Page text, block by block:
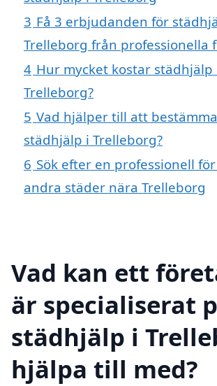
3 Få 3 erbjudanden för
Trelleborg från professionella
4 Hur mycket kostar städhjälp
Trelleborg?
5 Vad hjälper till att
städhjälp i Trelleborg?
6 Sök efter en professionell
andra städer nära Trelleborg
Vad kan ett
är specialiserat
städhjälp i
hjälpa till med?